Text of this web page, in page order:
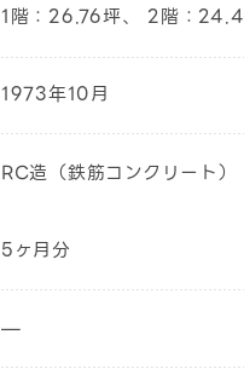
1階：26.76坪、 2階：
1973年10月
RC造（鉄筋コンクリート）
5ヶ月分
—